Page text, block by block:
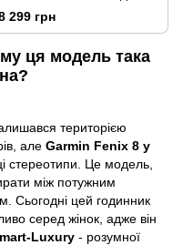
зі шкіряним
кольору сірий
299 грн
ця модель така
територією
але Garmin Fenix 8 у
стереотипи. Це модель,
між потужним
Сьогодні цей годинник
серед жінок, адже він
Luxury - розумної